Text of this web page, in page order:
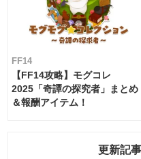
FF14
【FF14攻略】モグコレ
2025「奇譚の探究者」まとめ
＆報酬アイテム！
更新記